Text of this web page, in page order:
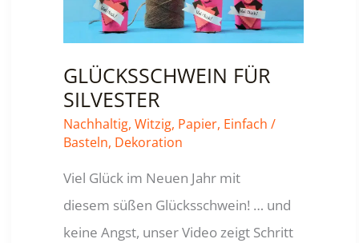
GLÜCKSSCHWEIN FÜR
SILVESTER
Nachhaltig, Witzig, Papier, Einfach /
Basteln, Dekoration
Viel Glück im Neuen Jahr mit
diesem süßen Glücksschwein! … und
keine Angst, unser Video zeigt Schritt